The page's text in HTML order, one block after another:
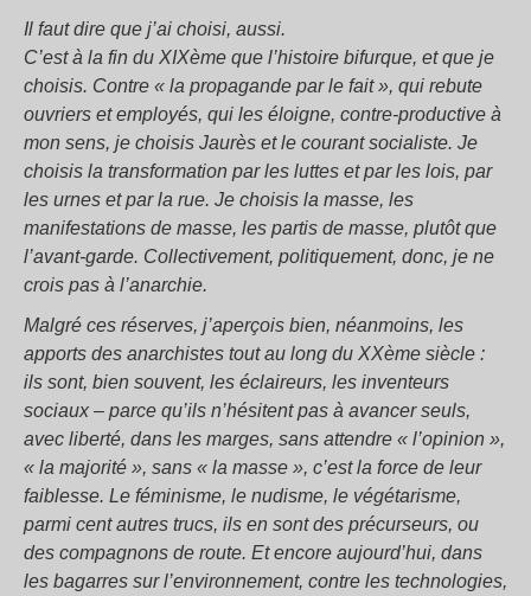
Il faut dire que j’ai choisi, aussi.
C’est à la fin du XIXème que l’histoire bifurque, et que je
choisis. Contre « la propagande par le fait », qui rebute
ouvriers et employés, qui les éloigne, contre-productive à
mon sens, je choisis Jaurès et le courant socialiste. Je
choisis la transformation par les luttes et par les lois, par
les urnes et par la rue. Je choisis la masse, les
manifestations de masse, les partis de masse, plutôt que
l’avant-garde. Collectivement, politiquement, donc, je ne
crois pas à l’anarchie.
Malgré ces réserves, j’aperçois bien, néanmoins, les
apports des anarchistes tout au long du XXème siècle :
ils sont, bien souvent, les éclaireurs, les inventeurs
sociaux – parce qu’ils n’hésitent pas à avancer seuls,
avec liberté, dans les marges, sans attendre « l’opinion »,
« la majorité », sans « la masse », c’est la force de leur
faiblesse. Le féminisme, le nudisme, le végétarisme,
parmi cent autres trucs, ils en sont des précurseurs, ou
des compagnons de route. Et encore aujourd’hui, dans
les bagarres sur l’environnement, contre les technologies,